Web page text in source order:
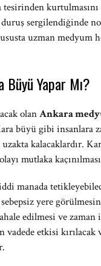
sergilendiğinde
uzman medyum
Yapar Mı?
olanAnkara
büyü gibi insanlara
kalacaklardır.
mutlaka
manada
yere
edilmesi ve
etkisi kırılacak